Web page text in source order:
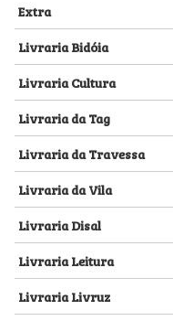
Extra
Livraria Bidóia
Livraria Cultura
Livraria da Tag
Livraria da Travessa
Livraria da Vila
Livraria Disal
Livraria Leitura
Livraria Livruz